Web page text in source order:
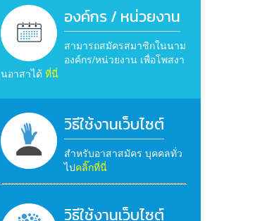
องค์กร / หน่วยงาน
สามารถสมัครสมาชิกในนาม
องค์กร/หน่วยงาน เพื่อโพสงา
นอาสาได้ ที่นี่
วิธีใช้งานเว็บไซต์
สำหรับอาสาสมัคร บุคคลทั่ว
ไปคลิ๊กที่นี่
วิธีใช้งานเว็บไซต์